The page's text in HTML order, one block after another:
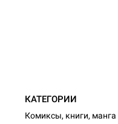
КАТЕГОРИИ
Комиксы, книги, манга